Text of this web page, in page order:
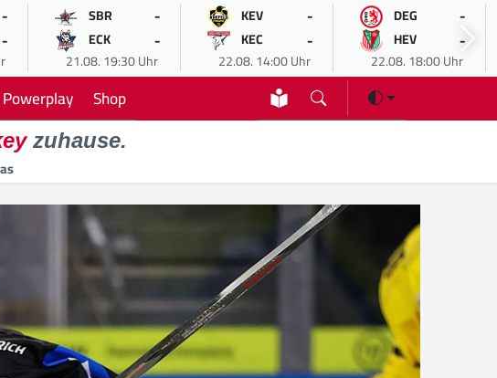
-
-
SBR -
ECK -
21.08. 19:30 Uhr
KEV -
KEC -
22.08. 14:00 Uhr
DEG -
HEV -
22.08. 18:00 Uhr
Powerplay Shop
zuhause.